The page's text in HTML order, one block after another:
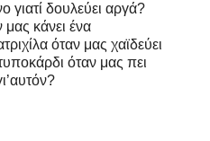
γιατί δουλεύει αργά?
κάνει ένα
όταν μας χαϊδεύει
όταν μας πει